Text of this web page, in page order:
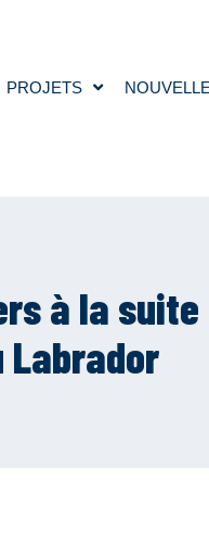
PROJETS
à la
Labrador